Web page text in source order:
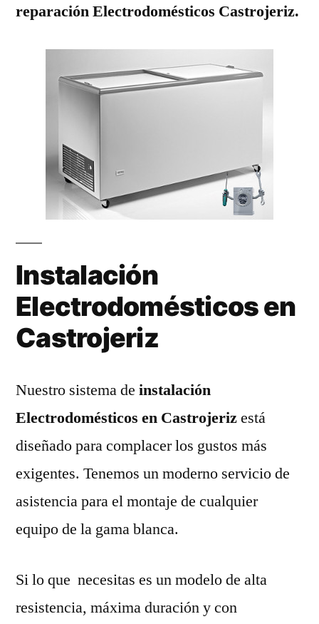
reparación Electrodomésticos Castrojeriz.
Instalación
Electrodomésticos en
Castrojeriz
Nuestro sistema de instalación
Electrodomésticos en Castrojerizestá
diseñado para complacer los gustos más
exigentes. Tenemos un moderno servicio de
asistencia para el montaje de cualquier
equipo de la gama blanca.
Si lo que necesitas es un modelo de alta
resistencia, máxima duración y con